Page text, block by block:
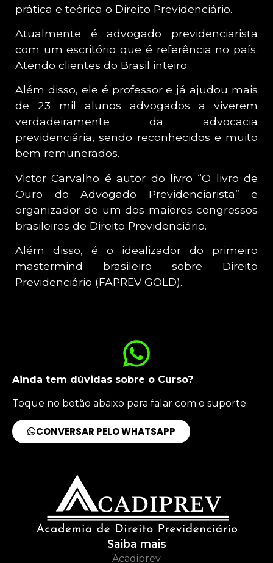
prática e teórica o Direito Previdenciário.
Atualmente é advogado previdenciarista
com um escritório que é referência no país.
Atendo clientes do Brasil inteiro.
Além disso, ele é professor e já ajudou mais
de 23 mil alunos advogados a viverem
verdadeiramente da advocacia
previdenciária, sendo reconhecidos e muito
bem remunerados.
Victor Carvalho é autor do livro “O livro de
Ouro do Advogado Previdenciarista” e
organizador de um dos maiores congressos
brasileiros de Direito Previdenciário.
Além disso, é o idealizador do primeiro
mastermind brasileiro sobre Direito
Previdenciário (FAPREV GOLD).
Ainda tem dúvidas sobre o Curso?
Toque no botão abaixo para falar com o suporte.
CONVERSAR PELO WHATSAPP
Saiba mais
Acadiprev